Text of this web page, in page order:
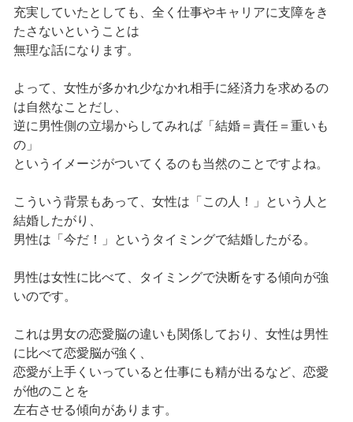
充実していたとしても、全く仕事やキャリアに支障をき
たさないということは
無理な話になります。
よって、女性が多かれ少なかれ相手に経済力を求めるの
は自然なことだし、
逆に男性側の立場からしてみれば「結婚＝責任＝重いも
の」
というイメージがついてくるのも当然のことですよね。
こういう背景もあって、女性は「この人！」という人と
結婚したがり、
男性は「今だ！」というタイミングで結婚したがる。
男性は女性に比べて、タイミングで決断をする傾向が強
いのです。
これは男女の恋愛脳の違いも関係しており、女性は男性
に比べて恋愛脳が強く、
恋愛が上手くいっていると仕事にも精が出るなど、恋愛
が他のことを
左右させる傾向があります。